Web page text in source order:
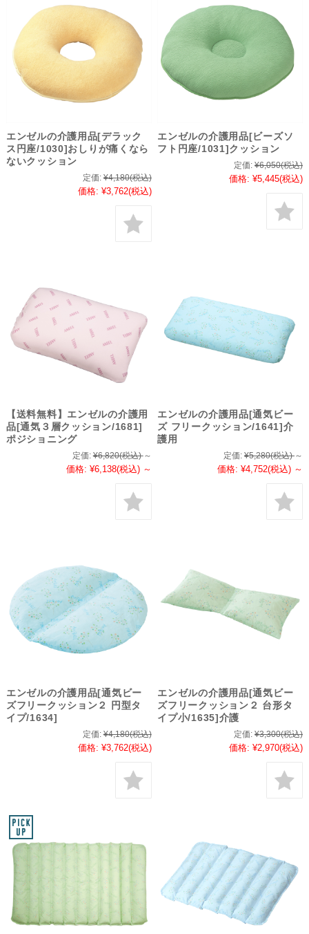
エンゼルの介護用品[デラック
ス円座/1030]おしりが痛くなら
ないクッション
定価: ¥4,180(税込)
価格: ¥3,762(税込)
エンゼルの介護用品[ビーズソ
フト円座/1031]クッション
定価: ¥6,050(税込)
価格: ¥5,445(税込)
【送料無料】エンゼルの介護用
品[通気３層クッション/1681]
ポジショニング
定価: ¥6,820(税込) ～
価格: ¥6,138(税込) ～
エンゼルの介護用品[通気ビー
ズ フリークッション/1641]介
護用
定価: ¥5,280(税込) ～
価格: ¥4,752(税込) ～
エンゼルの介護用品[通気ビー
ズフリークッション２ 円型タ
イプ/1634]
定価: ¥4,180(税込)
価格: ¥3,762(税込)
エンゼルの介護用品[通気ビー
ズフリークッション２ 台形タ
イプ小/1635]介護
定価: ¥3,300(税込)
価格: ¥2,970(税込)